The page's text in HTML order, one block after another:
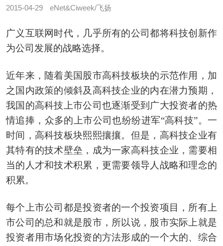
2015-04-29 eNet&Ciweek/飞扬
广义互联网时代，几乎所有的公司都将科技创新作
为公司发展的战略选择。
近年来，随着美国股市高科技板块的示范作用，加
之国内政策的倾斜及高科技企业的内在潜力预期，
我国的高科技上市公司也逐渐受到广大投资者的热
情追捧，众多的上市公司也纷纷进军“高科技”。一
时间，高科技板块熙熙攘攘。但是，高科技企业有
其特有的技术壁垒，成为一家高科技企业，需要相
当的人才和技术积累，更需要领导人战略和理念的
积累。
每个上市公司都是投资者的一个投资项目，所有上
市公司的总和就是股市，所以说，股市实际上就是
投资者用市场化投资的方法形成的一个大的、综合